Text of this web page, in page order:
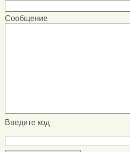
Сообщение
Введите код